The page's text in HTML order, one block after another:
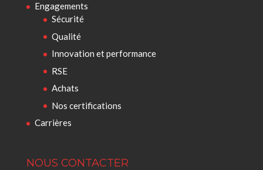
Engagements
Sécurité
Qualité
Innovation et performance
RSE
Achats
Nos certifications
Carrières
NOUS CONTACTER